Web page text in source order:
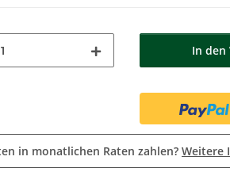
In den
in monatlichen Raten zahlen? Weitere